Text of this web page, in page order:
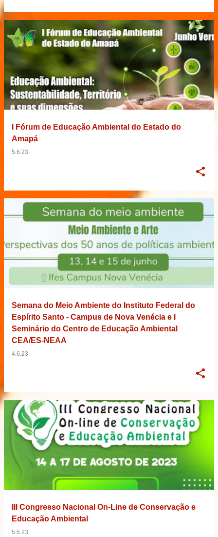
I Fórum de Educação Ambiental do Estado do
Amapá
5.6.23
Semana do Meio Ambiente do Instituto Federal do
Espírito Santo - Campus de Nova Venécia e I
Seminário do Centro de Educação Ambiental
CEA/ES-NEAA
4.6.23
III Congresso Nacional On-Line de Conservação e
Educação Ambiental
5.5.23